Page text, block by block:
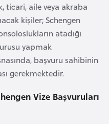
ticari, aile veya akraba
kişiler; Schengen
atadığı
yapmak
başvuru sahibinin
gerekmektedir.
Vize Başvuruları